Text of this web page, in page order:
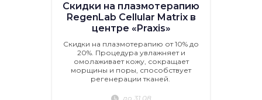
Скидки на плазмотерапию
RegenLab Cellular Matrix в
центре «Praxis»
Скидки на плазмотерапию от 10% до
20%. Процедура увлажняет и
омолаживает кожу, сокращает
морщины и поры, способствует
регенерации тканей.
до 31.08